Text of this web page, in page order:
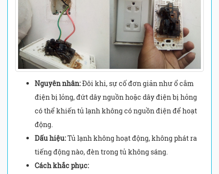
Nguyên nhân:Đôi khi, sự cố đơn giản như ổ cắm
điện bị lỏng, đứt dây nguồn hoặc dây điện bị hỏng
có thể khiến tủ lạnh không có nguồn điện để hoạt
động.
Dấu hiệu:Tủ lạnh không hoạt động, không phát ra
tiếng động nào, đèn trong tủ không sáng.
Cách khắc phục: